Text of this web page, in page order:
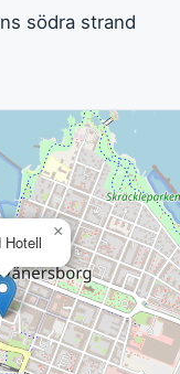
södra strand
Hotell
×